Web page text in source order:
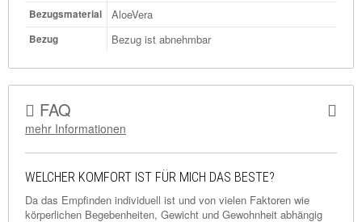
Bezugsmaterial AloeVera
Bezug Bezug ist abnehmbar
FAQ
mehr Informationen
WELCHER KOMFORT IST FÜR MICH DAS BESTE?
Da das Empfinden individuell ist und von vielen Faktoren wie
körperlichen Begebenheiten, Gewicht und Gewohnheit abhängig